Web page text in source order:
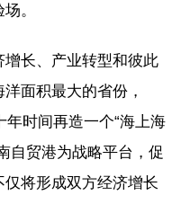
。
长、产业转型和彼此
面积最大的省份，
时间再造一个“海上海
自贸港为战略平台，促
将形成双方经济增长